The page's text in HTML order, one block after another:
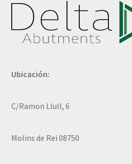
Ubicación:
C/Ramon Llull, 6
Molins de Rei 08750